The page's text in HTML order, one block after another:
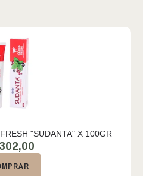
"SUDANTA" X 100GR